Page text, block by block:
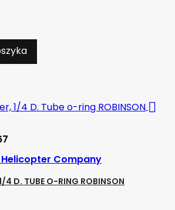

Helicopter Company
4 D. TUBE O-RING ROBINSON